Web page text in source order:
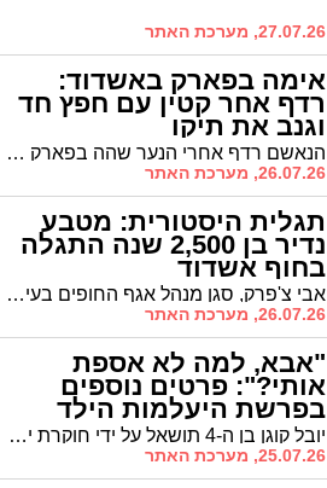
27.07.26, מערכת האתר
אימה בפארק באשדוד:
רדף אחר קטין עם חפץ חד
וגנב את תיקו
הנאשם רדף אחרי הנער שהה בפארק עם חבריו, נטל את תיקו ונמלט. לאחר שנצר על ידי שוטרי תחנת אשדוד, הוא איים על חוקר, סירב להישמע להוראות והחזיק בסמים. מפקד התחנה, סנ"צ רונן עמרם: "רואים בחומרה כל אירוע אלימות או איום המופנה כלפי קטינים"
26.07.26, מערכת האתר
תגלית היסטורית: מטבע
נדיר בן 2,500 שנה התגלה
בחוף אשדוד
אבי צ'פרק, סגן מנהל אגף החופים בעיר, יצא לסייע באיתור חפצים שאבדו למתרחצים – ונתקל בתגלית היסטורית ראשונה מסוגה בישראל: מטבע מורכב מהתקופה הפרסית שנשמר בשלמותו. ברשות העתיקות מעריכים: הממצא ישפוך אור על קשרי המסחר הימיים באזור
26.07.26, מערכת האתר
"אבא, למה לא אספת
אותי?": פרטים נוספים
בפרשת היעלמות הילד
יובל קוגן בן ה-4 תושאל על ידי חוקרת ילדים ומסר דיווח מפורט וצלול על השעות שעבר לבדו בדיונות: "כשהחשיך הסתתרתי, בבוקר שמעתי את הסוסים". במשטרה מבהירים: אין כל חשד פלילי או מעורבות של אדם נוסף. האב דמיטרי: "הוא ביקש להגיד לי משהו בסוד. לא היה לי מה לומר"
25.07.26, מערכת האתר